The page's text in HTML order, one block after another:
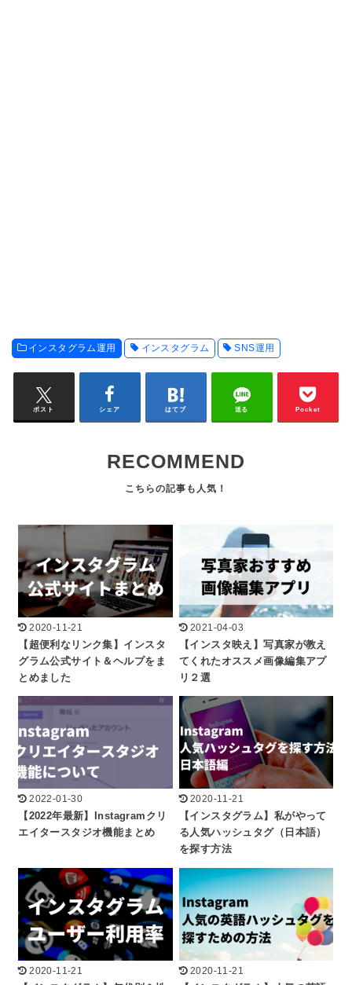
インスタグラム運用 インスタグラム SNS運用
ポスト シェア はてブ 送る Pocket
RECOMMEND
2020-11-21
【超便利なリンク集】インスタ
グラム公式サイト＆ヘルプをま
とめました
2021-04-03
【インスタ映え】写真家が教え
てくれたオススメ画像編集アプ
リ２選
2022-01-30
【2022年最新】Instagramクリ
エイタースタジオ機能まとめ
2020-11-21
【インスタグラム】私がやって
る人気ハッシュタグ（日本語）
を探す方法
2020-11-21
2020-11-21